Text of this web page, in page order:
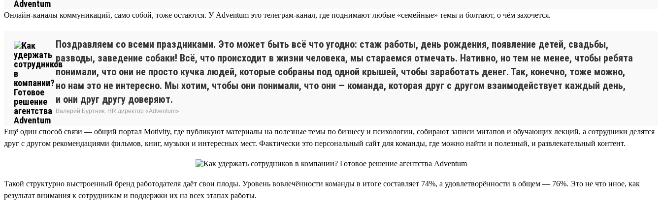
Онлайн-каналы коммуникаций, само собой, тоже остаются. У Adventum это телеграм-канал, где поднимают любые «семейные» темы и болтают, о чём захочется.
Поздравляем со всеми праздниками. Это может быть всё что угодно: стаж работы, день рождения, появление детей, свадьбы,
разводы, заведение собаки! Всё, что происходит в жизни человека, мы стараемся отмечать. Нативно, но тем не менее, чтобы ребята
понимали, что они не просто кучка людей, которые собраны под одной крышей, чтобы заработать денег. Так, конечно, тоже можно,
но нам это не интересно. Мы хотим, чтобы они понимали, что они — команда, которая друг с другом взаимодействует каждый день,
и они друг другу доверяют.
Валерий Буртник, HR директор «Adventum»
Ещё один способ связи — общий портал Motivity, где публикуют материалы на полезные темы по бизнесу и психологии, собирают записи митапов и обучающих лекций, а сотрудники делятся
друг с другом рекомендациями фильмов, книг, музыки и интересных мест. Фактически это персональный сайт для команды, где можно найти и полезный, и развлекательный контент.
Такой структурно выстроенный бренд работодателя даёт свои плоды. Уровень вовлечённости команды в итоге составляет 74%, а удовлетворённости в общем — 76%. Это не что иное, как
результат внимания к сотрудникам и поддержки их на всех этапах работы.